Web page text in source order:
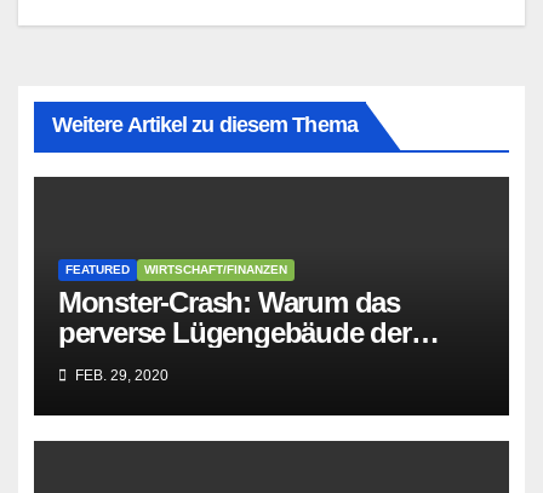
Weitere Artikel zu diesem Thema
FEATURED WIRTSCHAFT/FINANZEN
Monster-Crash: Warum das
perverse Lügengebäude der
Sozialisten in sich
zusammenbricht!
FEB. 29, 2020